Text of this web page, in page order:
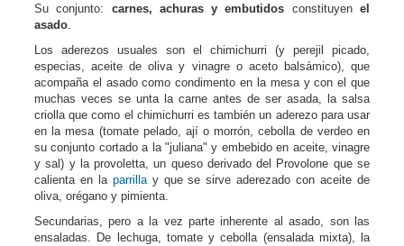
Su conjunto: carnes, achuras y embutidos constituyenel
asado.
Los aderezos usuales son el chimichurri (y perejil picado,
especias, aceite de oliva y vinagre o aceto balsámico), que
acompaña el asado como condimento en la mesa y con el que
muchas veces se unta la carne antes de ser asada, la salsa
criolla que como el chimichurri es también un aderezo para usar
en la mesa (tomate pelado, ají o morrón, cebolla de verdeo en
su conjunto cortado a la "juliana" y embebido en aceite, vinagre
y sal) y la provoletta, un queso derivado del Provolone que se
calienta en la parrillay que se sirve aderezado con aceite de
oliva, orégano y pimienta.
Secundarias, pero a la vez parte inherente al asado, son las
ensaladas. De lechuga, tomate y cebolla (ensalada mixta), la